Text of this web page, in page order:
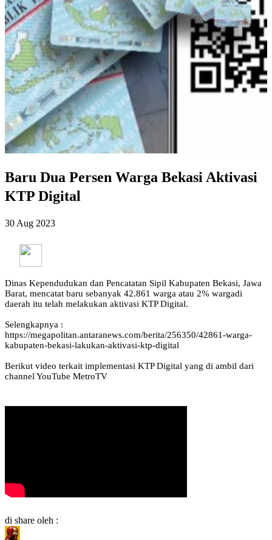
Baru Dua Persen Warga Bekasi Aktivasi
KTP Digital
30 Aug 2023
Dinas Kependudukan dan Pencatatan Sipil Kabupaten Bekasi, Jawa
Barat, mencatat baru sebanyak 42.861 warga atau 2% wargadi
daerah itu telah melakukan aktivasi KTP Digital.
‌Selengkapnya :
https://megapolitan.antaranews.com/berita/256350/42861-warga-
kabupaten-bekasi-lakukan-aktivasi-ktp-digital
Berikut ‌video terkait implementasi KTP Digital yang di ambil dari
channel YouTube MetroTV
di share oleh :